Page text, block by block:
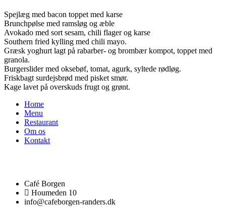
Spejlæg med bacon toppet med karse
Brunchpølse med ramsløg og æble
Avokado med sort sesam, chili flager og karse
Southern fried kylling med chili mayo.
Græsk yoghurt lagt på rabarber- og brombær kompot, toppet med
granola.
Burgerslider med oksebøf, tomat, agurk, syltede rødløg.
Friskbagt surdejsbrød med pisket smør.
Kage lavet på overskuds frugt og grønt.
Home
Menu
Restaurant
Om os
Kontakt
Café Borgen
Houmeden 10
info@cafeborgen-randers.dk